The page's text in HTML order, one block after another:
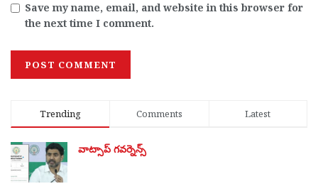
Save my name, email, and website in this browser for
the next time I comment.
Trending Comments Latest
వాట్సాప్ గవర్నెన్స్